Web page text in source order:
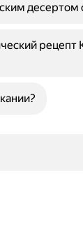
десертом
рецепт